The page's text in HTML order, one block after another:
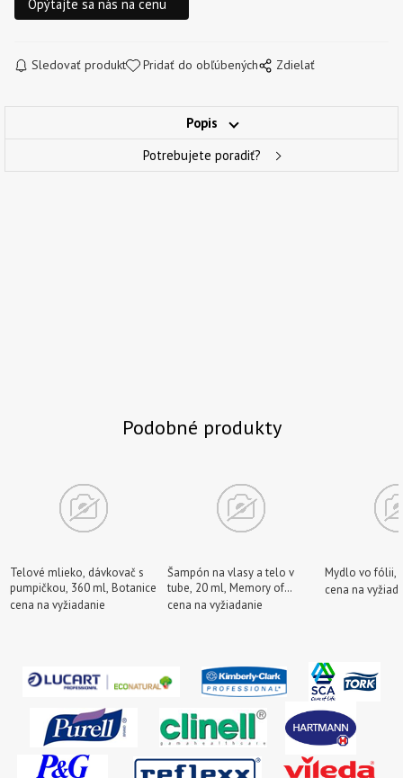
Opýtajte sa nás na cenu
Sledovať produkt Pridať do obľúbených Zdielať
Popis
Potrebujete poradiť?
Podobné produkty
Telové mlieko, dávkovač s
pumpičkou, 360 ml, Botanice
cena na vyžiadanie
Šampón na vlasy a telo v
tube, 20 ml, Memory of
Provence
cena na vyžiadanie
Mydlo vo fólii,
cena na